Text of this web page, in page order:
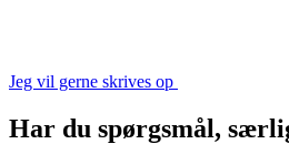
Jeg vil gerne skrives op
Har du spørgsmål,